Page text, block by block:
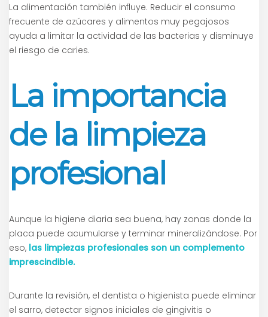
La alimentación también influye. Reducir el consumo
frecuente de azúcares y alimentos muy pegajosos
ayuda a limitar la actividad de las bacterias y disminuye
el riesgo de caries.
La importancia
de la limpieza
profesional
Aunque la higiene diaria sea buena, hay zonas donde la
placa puede acumularse y terminar mineralizándose. Por
eso, las limpiezas profesionales son un complemento
imprescindible.
Durante la revisión, el dentista o higienista puede eliminar
el sarro, detectar signos iniciales de gingivitis o